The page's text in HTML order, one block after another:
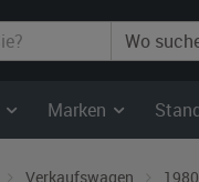
Marken
Verkaufswagen